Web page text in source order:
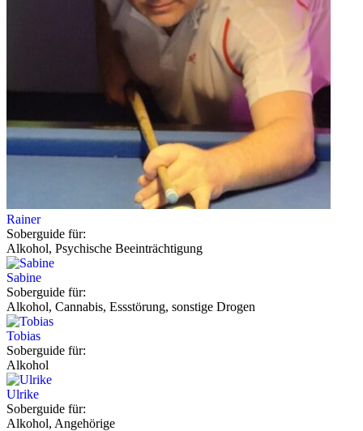
Rainer
Soberguide für:
Alkohol, Psychische Beeinträchtigung
Sabine
Soberguide für:
Alkohol, Cannabis, Essstörung, sonstige Drogen
Tobias
Soberguide für:
Alkohol
Ulrike
Soberguide für:
Alkohol, Angehörige